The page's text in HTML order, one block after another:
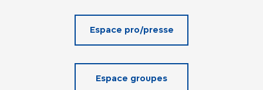
Espace pro/presse
Espace groupes